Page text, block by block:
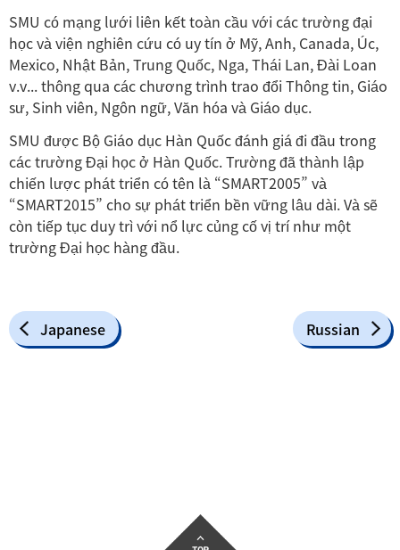
SMU có mạng lưới liên kết toàn cầu với các trường đại
học và viện nghiên cứu có uy tín ở Mỹ, Anh, Canada, Úc,
Mexico, Nhật Bản, Trung Quốc, Nga, Thái Lan, Đài Loan
v.v... thông qua các chương trình trao đổi Thông tin, Giáo
sư, Sinh viên, Ngôn ngữ, Văn hóa và Giáo dục.
SMU được Bộ Giáo dục Hàn Quốc đánh giá đi đầu trong
các trường Đại học ở Hàn Quốc. Trường đã thành lập
chiến lược phát triển có tên là “SMART2005” và
“SMART2015” cho sự phát triển bền vững lâu dài. Và sẽ
còn tiếp tục duy trì với nổ lực củng cố vị trí như một
trường Đại học hàng đầu.
Japanese Russian